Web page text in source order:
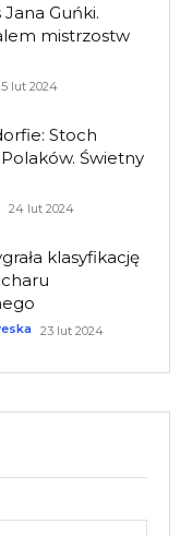
Guńki.
mistrzostw
lut 2024
Stoch
Świetny
24 lut 2024
klasyfikację
23 lut 2024